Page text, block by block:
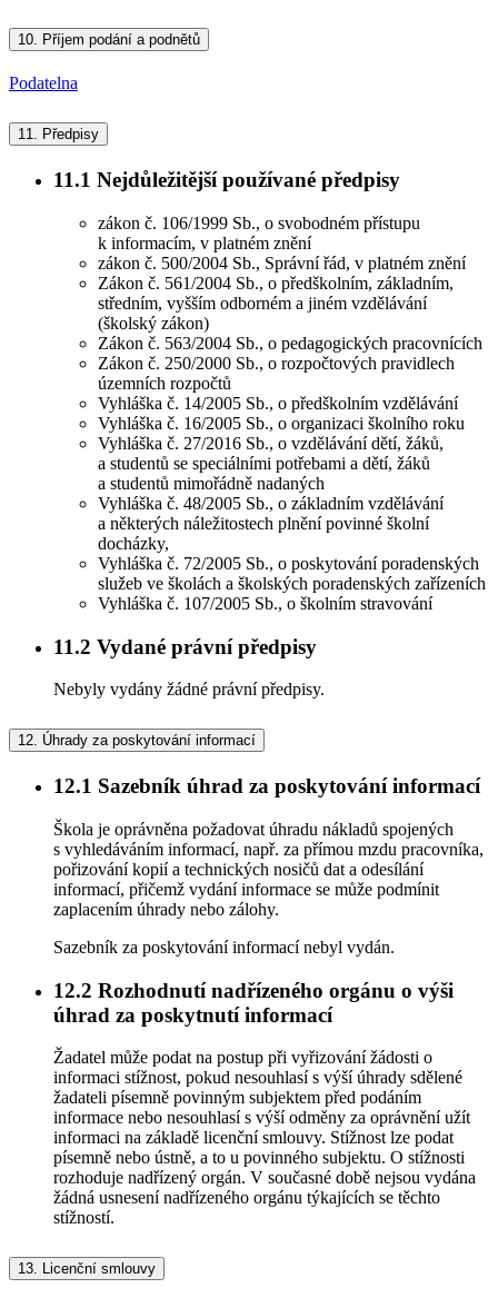
10. Příjem podání a podnětů
Podatelna
11. Předpisy
11.1 Nejdůležitější používané předpisy
zákon č. 106/1999 Sb., o svobodném přístupu
k informacím, v platném znění
zákon č. 500/2004 Sb., Správní řád, v platném znění
Zákon č. 561/2004 Sb., o předškolním, základním,
středním, vyšším odborném a jiném vzdělávání
(školský zákon)
Zákon č. 563/2004 Sb., o pedagogických pracovnících
Zákon č. 250/2000 Sb., o rozpočtových pravidlech
územních rozpočtů
Vyhláška č. 14/2005 Sb., o předškolním vzdělávání
Vyhláška č. 16/2005 Sb., o organizaci školního roku
Vyhláška č. 27/2016 Sb., o vzdělávání dětí, žáků,
a studentů se speciálními potřebami a dětí, žáků
a studentů mimořádně nadaných
Vyhláška č. 48/2005 Sb., o základním vzdělávání
a některých náležitostech plnění povinné školní
docházky,
Vyhláška č. 72/2005 Sb., o poskytování poradenských
služeb ve školách a školských poradenských zařízeních
Vyhláška č. 107/2005 Sb., o školním stravování
11.2 Vydané právní předpisy
Nebyly vydány žádné právní předpisy.
12. Úhrady za poskytování informací
12.1 Sazebník úhrad za poskytování informací
Škola je oprávněna požadovat úhradu nákladů spojených
s vyhledáváním informací, např. za přímou mzdu pracovníka,
pořizování kopií a technických nosičů dat a odesílání
informací, přičemž vydání informace se může podmínit
zaplacením úhrady nebo zálohy.
Sazebník za poskytování informací nebyl vydán.
12.2 Rozhodnutí nadřízeného orgánu o výši
úhrad za poskytnutí informací
Žadatel může podat na postup při vyřizování žádosti o
informaci stížnost, pokud nesouhlasí s výší úhrady sdělené
žadateli písemně povinným subjektem před podáním
informace nebo nesouhlasí s výší odměny za oprávnění užít
informaci na základě licenční smlouvy. Stížnost lze podat
písemně nebo ústně, a to u povinného subjektu. O stížnosti
rozhoduje nadřízený orgán. V současné době nejsou vydána
žádná usnesení nadřízeného orgánu týkajících se těchto
stížností.
13. Licenční smlouvy